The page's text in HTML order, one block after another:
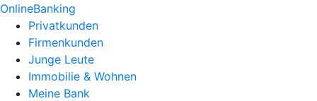
OnlineBanking
Privatkunden
Firmenkunden
Junge Leute
Immobilie & Wohnen
Meine Bank